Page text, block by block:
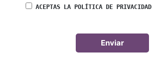
ACEPTAS LA POLÍTICA DE PRIVACIDAD